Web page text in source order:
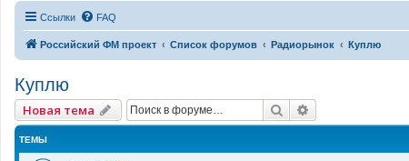
Ссылки FAQ
Российский ФМ проект Список форумов Радиорынок Куплю
Куплю
Новая тема Поиск
ТЕМЫ